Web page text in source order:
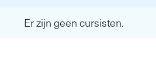
Er zijn geen cursisten.